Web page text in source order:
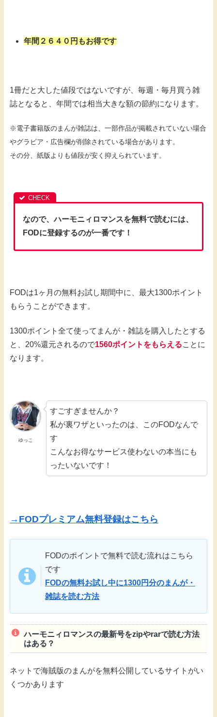
年間２６４０円もお得です
1冊だと大した値段ではないですが、毎週・毎月買う雑
誌となると、年間では相当大きな額の節約になります。
※電子書籍版のまんが雑誌は、一部作品が掲載されていない場合
やグラビア・広告欄が削除されている場合があります。
その分、紙版よりも値段が安く抑えられています。
なので、ハーモニィロマンスを無料で読むには、
FODに登録するのが一番です！
FODは1ヶ月の無料お試し期間中に、最大1300ポイント
もらうことができます。
1300ポイント全て使ってまんが・雑誌を購入したとする
と、20%還元されるので1560ポイントをもらえることに
なります。
ゆっこ
すごすぎませんか？
私が裏ワザといったのは、このFODなんで
す
こんなお得なサービス使わないの本当にも
ったいないです！
→FODプレミアム無料登録はこちら
FODのポイントで無料で読む流れはこちら
です
FODの無料お試し中に1300円分のまんが・
雑誌を読む方法
ハーモニィロマンスの最新号をzipやrarで読む方法
はある？
ネットで海賊版のまんがを無料公開しているサイトがい
くつかあります